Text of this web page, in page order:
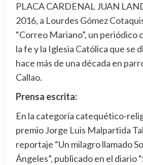
PLACA CARDENAL JUAN
2016, a Lourdes Gómez
“Correo Mariano”, un periódico
la fe y la Iglesia Católica que se
hace más de una década en
Callao.
Prensa escrita:
En la categoría catequético-
premio Jorge Luis Malpartida
reportaje “Un milagro llamado
Ángeles”, publicado en el diario